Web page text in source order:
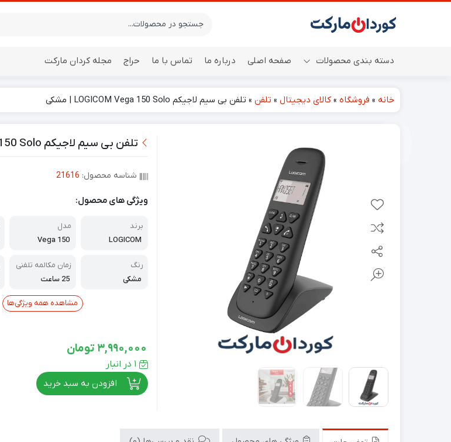
دسته بندی محصولات
اسپیکر ایستگاه هواشناسی
صفحه اصلی درباره ما تماس با ما حراج مجله کردان مارکت
خانه » فروشگاه » کالای دیجیتال » تلفن » تلفن بی سیم لاجیکم LOGICOM Vega 150 Solo | مشکی
تلفن بی سیم لاجیکم LOGICOM Vega 150 Solo | مشکی
شناسه محصول: 21616
ویژگی های محصول:
برند
LOGICOM
مدل
Vega 150
رنگ
مشکی
زمان مکالمه تلفنی
25 ساعت
مشاهده همه ویژگی‌ها
3,990,000 تومان
1 در انبار
افزودن به سبد خرید